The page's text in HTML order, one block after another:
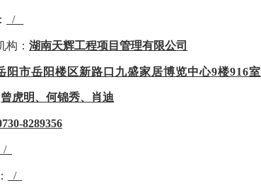
/
构：湖南天辉工程项目管理有限公司
阳市岳阳楼区新路口九盛家居博览中心9楼916室
曾虎明、何锦秀、肖迪
8289356
/
/